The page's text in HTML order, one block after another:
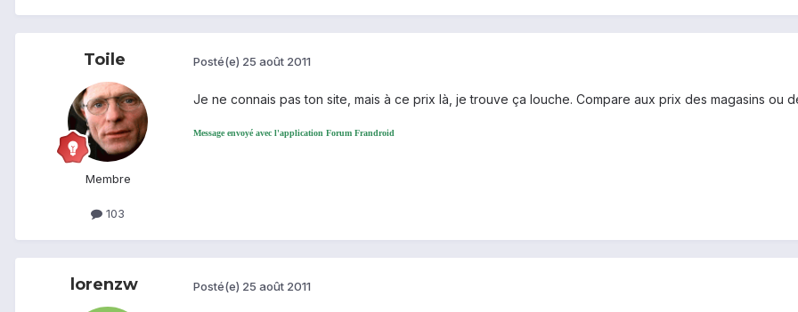
Toile
Membre
103
Posté(e) 25 août 2011
Je ne connais pas ton site, mais à ce prix là, je trouve ça louche. Compare aux prix des magasins
Message envoyé avec l'application Forum Frandroid
lorenzw Posté(e) 25 août 2011